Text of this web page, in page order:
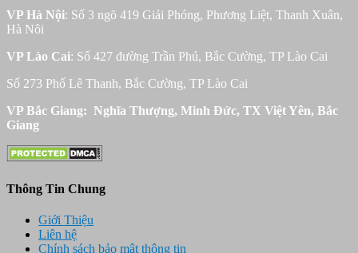
VP Hà Nội: Số 3 ngõ 419 Giải Phóng, Phương Liệt, Thanh Xuân,
Hà Nôi
VP Lào Cai: Số 427 đường Trần Phú, Bắc Cường, TP Lào Cai
Số 273 Phố Lê Thanh, Bắc Cường, TP Lào Cai
VP Bắc Giang: Nghĩa Thượng, Minh Đức, TX Việt Yên, Bắc
Giang
Thông Tin Chung
Giới Thiệu
Liên hệ
Chính sách bảo mật thông tin